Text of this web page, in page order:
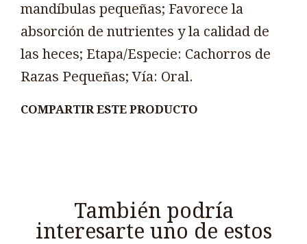
mandíbulas pequeñas; Favorece la
absorción de nutrientes y la calidad de
las heces; Etapa/Especie: Cachorros de
Razas Pequeñas; Vía: Oral.
COMPARTIR ESTE PRODUCTO
También podría
interesarte uno de estos